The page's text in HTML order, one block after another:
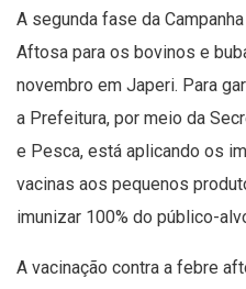
A segunda fase da
Aftosa para os bovinos e
novembro em Japeri. Para
a Prefeitura, por meio da
e Pesca, está aplicando os
vacinas aos pequenos
imunizar 100% do público-
A vacinação contra a febre